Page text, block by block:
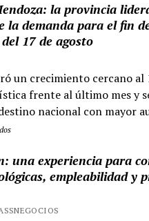
la provincia
la demanda para el fin
17 de agosto
un crecimiento cercano al
frente al último mes y
nacional con mayor
una experiencia para
empleabilidad y